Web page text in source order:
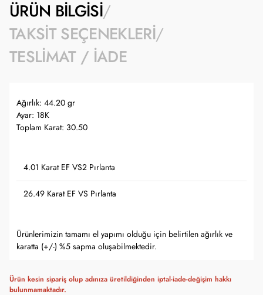
ÜRÜN BILGISI
TAKSIT SEÇENEKLERI
TESLIMAT / İADE
Ağırlık: 44.20 gr
Ayar: 18K
Toplam Karat: 30.50
4.01 Karat EF VS2 Pırlanta
26.49 Karat EF VS Pırlanta
Ürünlerimizin tamamı el yapımı olduğu için belirtilen ağırlık ve
karatta (+/-) %5 sapma oluşabilmektedir.
Ürün kesin sipariş olup adınıza üretildiğinden iptal-iade-değişim hakkı
bulunmamaktadır.